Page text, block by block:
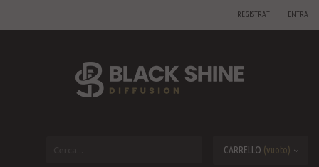
ENTRA
REGISTRATI
CARRELLO (vuoto)